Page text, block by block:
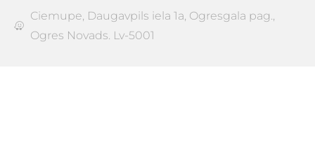
Ciemupe, Daugavpils iela 1a, Ogresgala pag.,
Ogres Novads. Lv-5001